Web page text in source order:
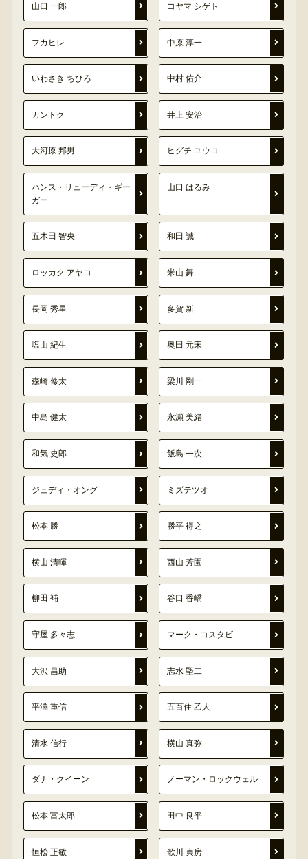
山口 一郎 コヤマ シゲト
フカヒレ 中原 淳一
いわさき ちひろ 中村 佑介
カントク 井上 安治
大河原 邦男 ヒグチ ユウコ
ハンス・リューディ・ギー
ガー
山口 はるみ
五木田 智央 和田 誠
ロッカク アヤコ 米山 舞
長岡 秀星 多賀 新
塩山 紀生 奥田 元宋
森崎 修太 梁川 剛一
中島 健太 永瀬 美緒
和気 史郎 飯島 一次
ジュディ・オング ミズテツオ
松本 勝 勝平 得之
横山 清暉 西山 芳園
柳田 補 谷口 香嶠
守屋 多々志 マーク・コスタビ
大沢 昌助 志水 堅二
平澤 重信 五百住 乙人
清水 信行 横山 真弥
ダナ・クイーン ノーマン・ロックウェル
松本 富太郎 田中 良平
恒松 正敏 歌川 貞房